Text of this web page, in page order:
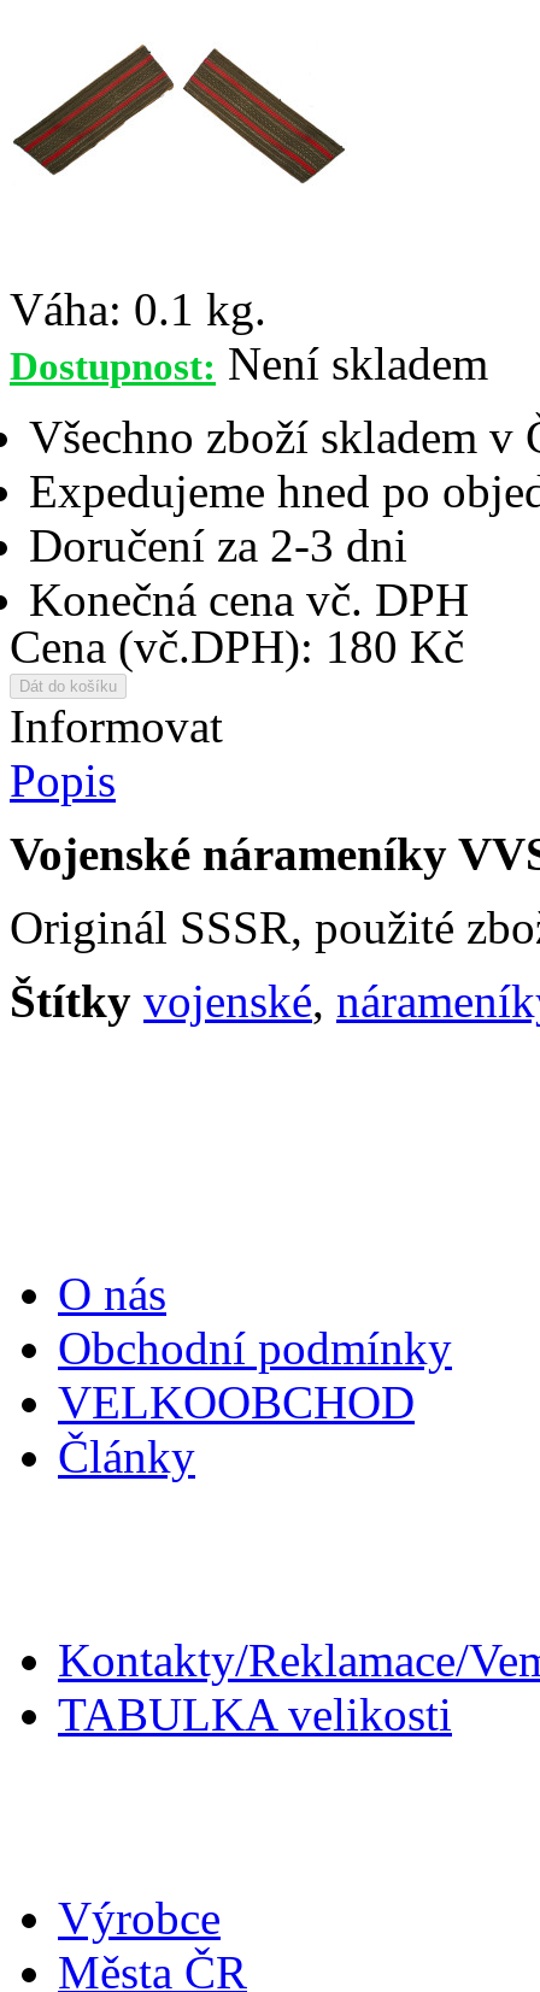
Váha: 0.1 kg.
Dostupnost: Není skladem
Všechno zboží skladem v
Expedujeme hned po
Doručení za 2-3 dni
Konečná cena vč. DPH
Cena (vč.DPH): 180 Kč
Informovat
Popis
Vojenské nárameníky
Originál SSSR, použité
Štítky vojenské,
O nás
Obchodní podmínky
VELKOOBCHOD
Články
Kontakty/Reklamace/
TABULKA velikosti
Výrobce
Města ČR